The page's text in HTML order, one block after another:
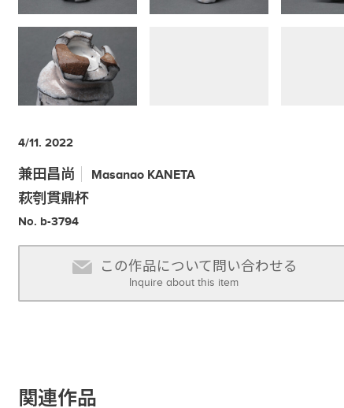
4/11. 2022
兼田昌尚 Masanao KANETA
萩刳貫鼎杯
No. b-3794
この作品について問い合わせる
Inquire about this item
関連作品